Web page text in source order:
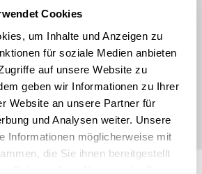
Cookies
um Inhalte und Anzeigen zu
für soziale Medien anbieten
auf unsere Website zu
geben wir Informationen zu Ihrer
Website an unsere Partner für
und Analysen weiter. Unsere
Informationen möglicherweise mit
die Sie ihnen bereitgestellt